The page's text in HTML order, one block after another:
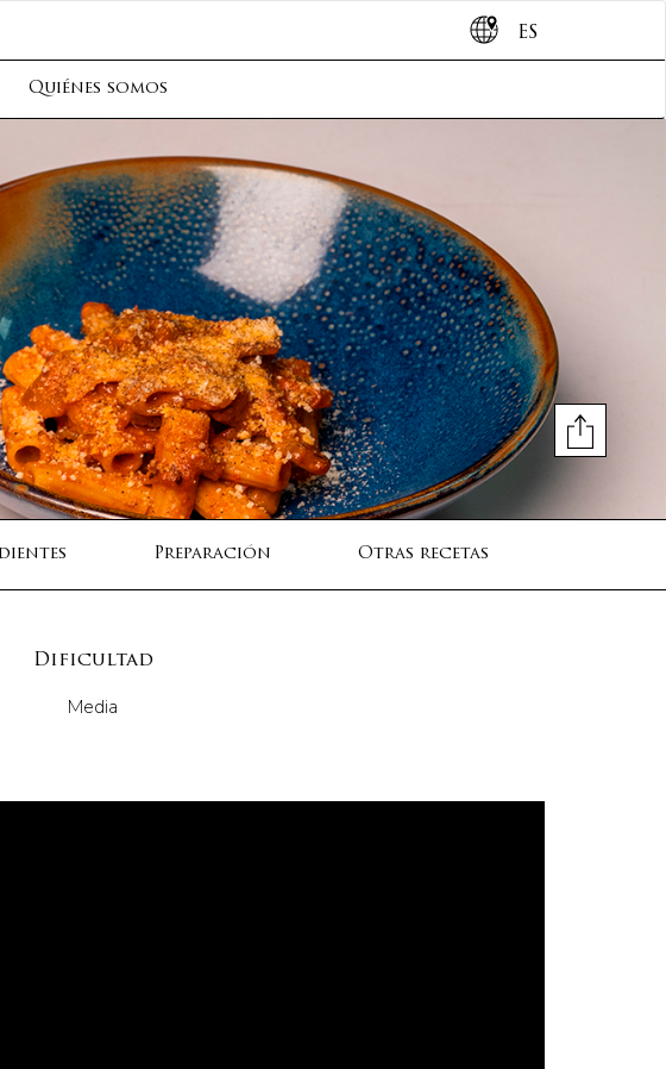
Quiénes somos
ES
Preparación Otras recetas
Dificultad
Media